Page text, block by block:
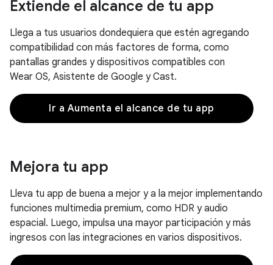
Extiende el alcance de tu app
Llega a tus usuarios dondequiera que estén agregando
compatibilidad con más factores de forma, como
pantallas grandes y dispositivos compatibles con
Wear OS, Asistente de Google y Cast.
Ir a Aumenta el alcance de tu app
Mejora tu app
Lleva tu app de buena a mejor y a la mejor implementando
funciones multimedia premium, como HDR y audio
espacial. Luego, impulsa una mayor participación y más
ingresos con las integraciones en varios dispositivos.